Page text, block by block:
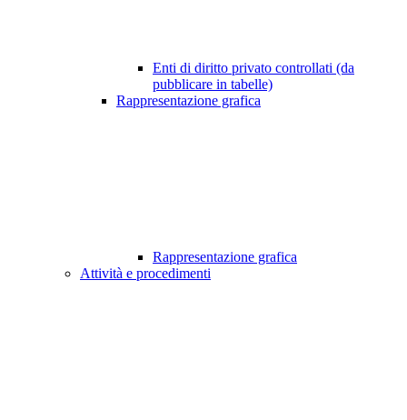
Enti di diritto privato controllati (da
pubblicare in tabelle)
Rappresentazione grafica
Rappresentazione grafica
Attività e procedimenti